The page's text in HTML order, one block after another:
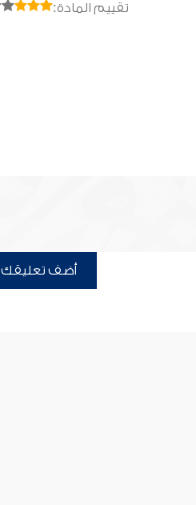
تقييم المادة:
أضف تعليقك